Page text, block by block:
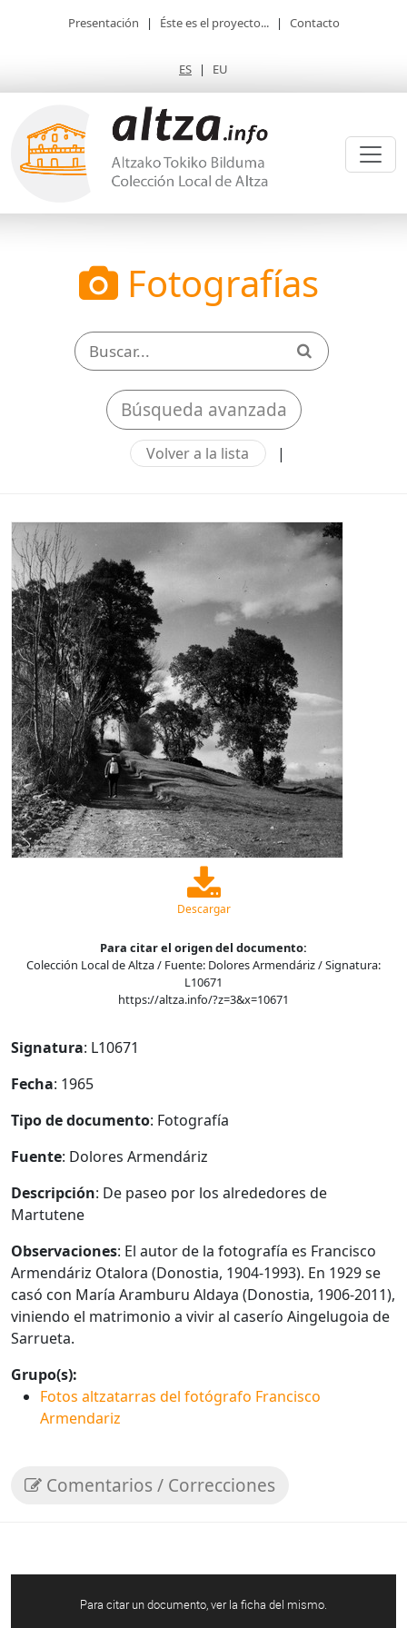
Presentación | Éste es el proyecto... | Contacto
ES | EU
Fotografías
Búsqueda avanzada
Volver a la lista |
Descargar
Para citar el origen del documento:
Colección Local de Altza / Fuente: Dolores Armendáriz / Signatura:
L10671
https://altza.info/?z=3&x=10671
Signatura: L10671
Fecha: 1965
Tipo de documento: Fotografía
Fuente: Dolores Armendáriz
Descripción: De paseo por los alrededores de
Martutene
Observaciones: El autor de la fotografía es Francisco
Armendáriz Otalora (Donostia, 1904-1993). En 1929 se
casó con María Aramburu Aldaya (Donostia, 1906-2011),
viniendo el matrimonio a vivir al caserío Aingelugoia de
Sarrueta.
Grupo(s):
Fotos altzatarras del fotógrafo Francisco
Armendariz
Comentarios / Correcciones
Para citar un documento, ver la ficha del mismo.